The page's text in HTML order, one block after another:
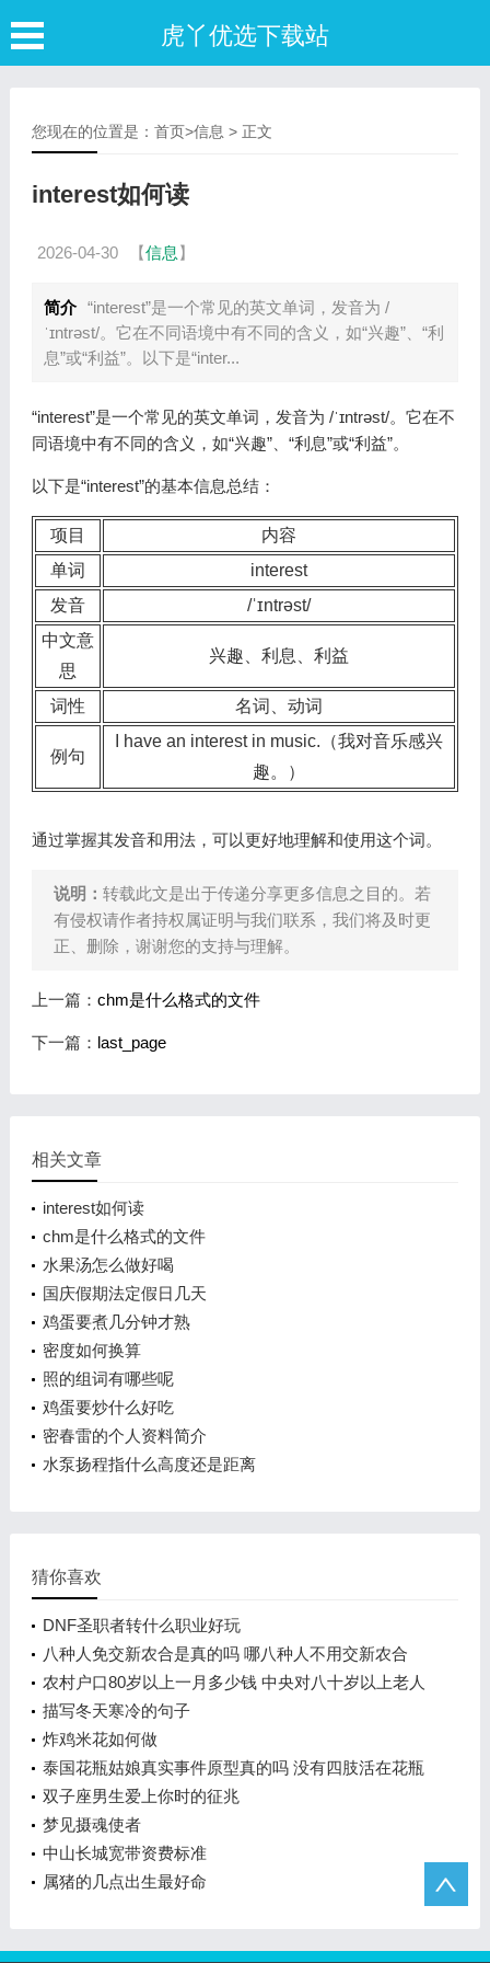
虎丫优选下载站
您现在的位置是： 首页>信息 > 正文
interest如何读
2026-04-30 【信息 】
简介 “interest”是一个常见的英文单词，发音为 /
ˈɪntrəst/。它在不同语境中有不同的含义，如“兴趣”、“利
息”或“利益”。以下是“inter...
“interest”是一个常见的英文单词，发音为 /ˈɪntrəst/。它在不
同语境中有不同的含义，如“兴趣”、“利息”或“利益”。
以下是“interest”的基本信息总结：
项目
内容
单词
interest
发音
/ˈɪntrəst/
中文意
思
兴趣、利息、利益
词性 名词、动词
例句
I have an interest in music.（我对音乐感兴
趣。）
通过掌握其发音和用法，可以更好地理解和使用这个词。
说明： 转载此文是出于传递分享更多信息之目的。若
有侵权请作者持权属证明与我们联系，我们将及时更
正、删除，谢谢您的支持与理解。
上一篇： chm是什么格式的文件
下一篇： last_page
相关文章
interest如何读
chm是什么格式的文件
水果汤怎么做好喝
国庆假期法定假日几天
鸡蛋要煮几分钟才熟
密度如何换算
照的组词有哪些呢
鸡蛋要炒什么好吃
密春雷的个人资料简介
水泵扬程指什么高度还是距离
猜你喜欢
DNF圣职者转什么职业好玩
八种人免交新农合是真的吗 哪八种人不用交新农合
农村户口80岁以上一月多少钱 中央对八十岁以上老人
补贴是多少
描写冬天寒冷的句子
炸鸡米花如何做
泰国花瓶姑娘真实事件原型真的吗 没有四肢活在花瓶
里的姑娘怎么回事
双子座男生爱上你时的征兆
梦见摄魂使者
中山长城宽带资费标准
属猪的几点出生最好命